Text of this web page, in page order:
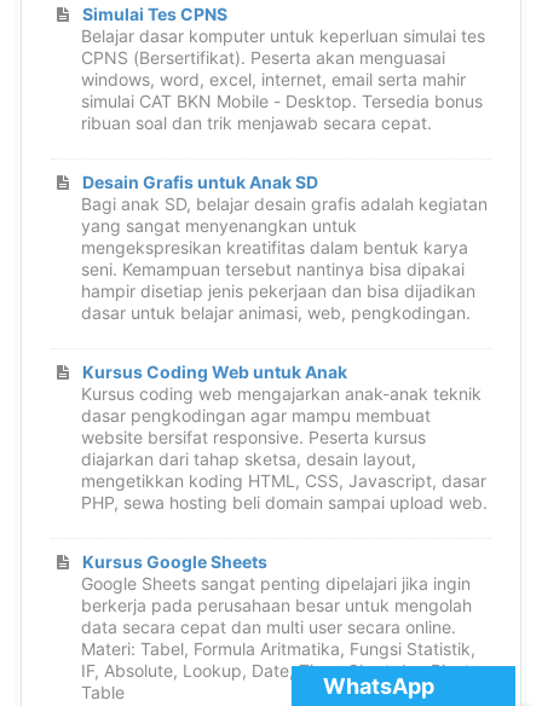
Simulai Tes CPNS
Belajar dasar komputer untuk keperluan simulai tes
CPNS (Bersertifikat). Peserta akan menguasai
windows, word, excel, internet, email serta mahir
simulai CAT BKN Mobile - Desktop. Tersedia bonus
ribuan soal dan trik menjawab secara cepat.
Desain Grafis untuk Anak SD
Bagi anak SD, belajar desain grafis adalah kegiatan
yang sangat menyenangkan untuk
mengekspresikan kreatifitas dalam bentuk karya
seni. Kemampuan tersebut nantinya bisa dipakai
hampir disetiap jenis pekerjaan dan bisa dijadikan
dasar untuk belajar animasi, web, pengkodingan.
Kursus Coding Web untuk Anak
Kursus coding web mengajarkan anak-anak teknik
dasar pengkodingan agar mampu membuat
website bersifat responsive. Peserta kursus
diajarkan dari tahap sketsa, desain layout,
mengetikkan koding HTML, CSS, Javascript, dasar
PHP, sewa hosting beli domain sampai upload web.
Kursus Google Sheets
Google Sheets sangat penting dipelajari jika ingin
berkerja pada perusahaan besar untuk mengolah
data secara cepat dan multi user secara online.
Materi: Tabel, Formula Aritmatika, Fungsi Statistik,
IF, Absolute, Lookup, Date, Time, Chart dan Pivot
Table
WhatsApp